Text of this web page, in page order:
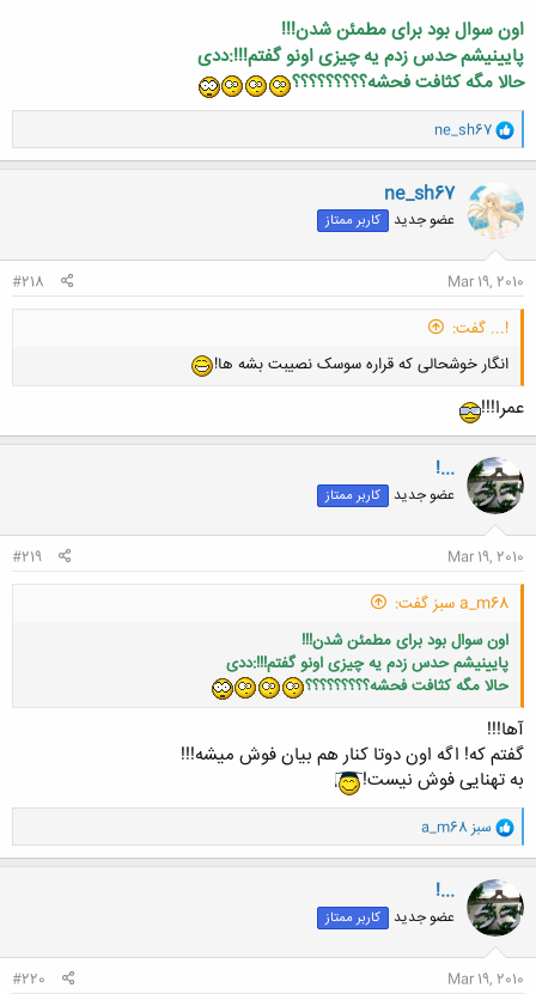
کلیک کنید تا باز شود...
اون سوال بود برای مطمئن شدن!!!
پایینیشم حدس زدم یه چیزی اونو گفتم!!!:ددی
حالا مگه کثافت فحشه؟؟؟؟؟؟؟؟؟
و
ا
ک
ش
ه
ا
ne_sh67
ne_sh67
عضو جدید کاربر ممتاز
Mar 19, 2010
#218
!... گفت:
انگار خوشحالی که قراره سوسک نصیبت بشه ها!
عمرا!!!
!...
عضو جدید کاربر ممتاز
Mar 19, 2010
#219
a_m68 سبز گفت:
اون سوال بود برای مطمئن شدن!!!
پایینیشم حدس زدم یه چیزی اونو گفتم!!!:ددی
حالا مگه کثافت فحشه؟؟؟؟؟؟؟؟؟
آها!!!
گفتم که! اگه اون دوتا کنار هم بیان فوش میشه!!!
به تهنایی فوش نیست!
و
ا
ک
ن
ش
ه
ا
a_m68 سبز
!...
عضو جدید کاربر ممتاز
Mar 19, 2010
#220